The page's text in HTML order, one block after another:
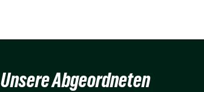
Unsere Abgeordneten